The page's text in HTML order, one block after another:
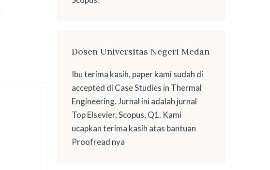
Dosen Universitas Negeri Medan
Ibu terima kasih, paper kami sudah di
accepted di Case Studies in Thermal
Engineering. Jurnal ini adalah jurnal
Top Elsevier, Scopus, Q1. Kami
ucapkan terima kasih atas bantuan
Proofread nya